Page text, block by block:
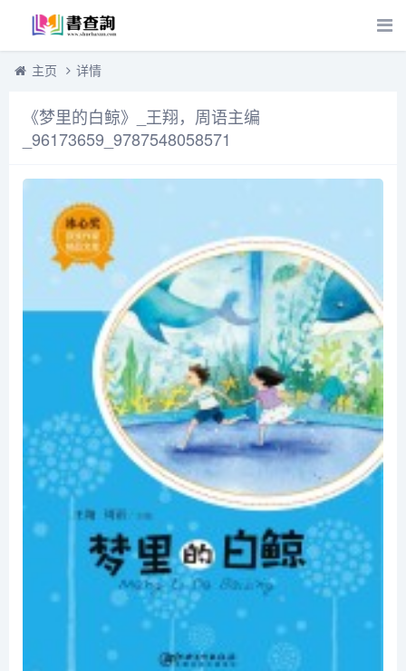
主页 详情
《梦里的白鲸》_王翔，周语主编
_96173659_9787548058571